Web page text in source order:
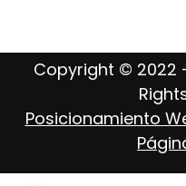
Copyright © 2022
Posicionamiento